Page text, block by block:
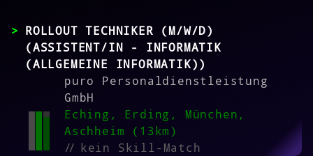
ROLLOUT TECHNIKER (M/W/D)
(ASSISTENT/IN - INFORMATIK
(ALLGEMEINE INFORMATIK))
puro Personaldienstleistung
GmbH
Eching, Erding, München,
Aschheim (13km)
//kein Skill-Match